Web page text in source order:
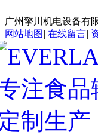
广州擎川机电设备有
网站地图 | 在线留言|